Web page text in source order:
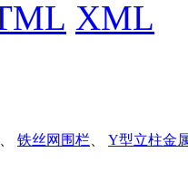
XML
铁丝网围栏
Y型立柱金